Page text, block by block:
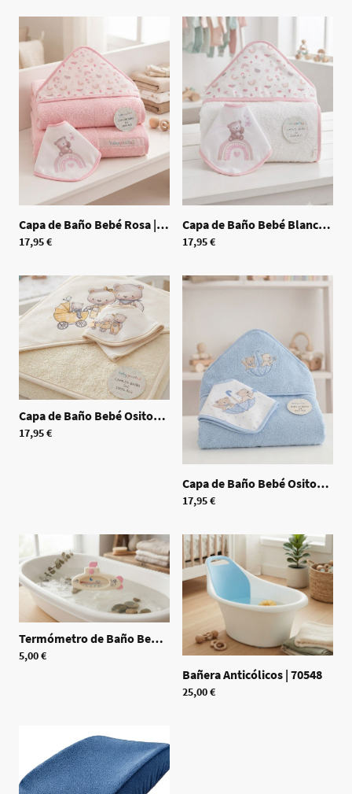
Capa de Baño Bebé Rosa | 70547
17,95 €
Capa de Baño Bebé Blanco Rosa
17,95 €
Capa de Baño Bebé Ositos Beige |70545
17,95 €
Capa de Baño Bebé Ositos Azul
17,95 €
Termómetro de Baño Bebé 70550
5,00 €
Bañera Anticólicos | 70548
25,00 €